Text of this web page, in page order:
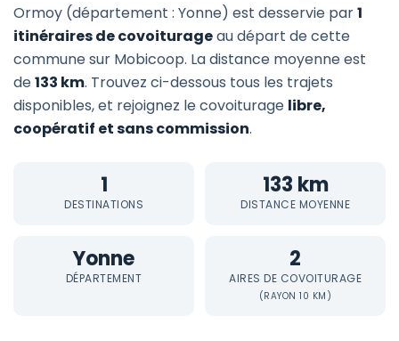
Ormoy (département : Yonne) est desservie par1
itinéraires de covoiturageau départ de cette
commune sur Mobicoop. La distance moyenne est
de133 km. Trouvez ci-dessous tous les trajets
disponibles, et rejoignez le covoiturage libre,
coopératif et sans commission.
1
DESTINATIONS
133 km
DISTANCE MOYENNE
Yonne
DÉPARTEMENT
2
AIRES DE COVOITURAGE
(RAYON 10 KM)